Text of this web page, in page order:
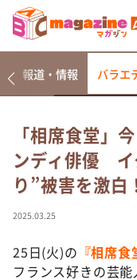
なるみ・岡村の
相席食堂
これ余談なんで
て真剣です
探偵！ナイトス
報道・情報 バラエ
「相席食堂」
ンディ俳優 イ
り”被害を激白
2025.03.25
25日(火)の 『相席食
フランス好きの芸